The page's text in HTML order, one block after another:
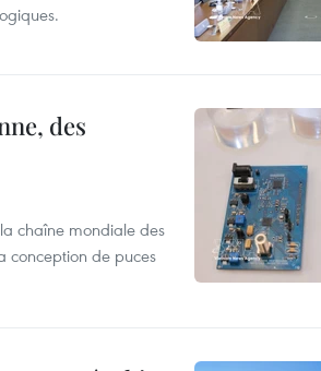
des
chaîne mondiale des
conception de puces